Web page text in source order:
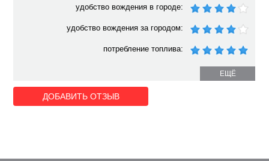
удобство вождения в городе:
удобство вождения за городом:
потребление топлива:
ЕЩЁ
ДОБАВИТЬ ОТЗЫВ